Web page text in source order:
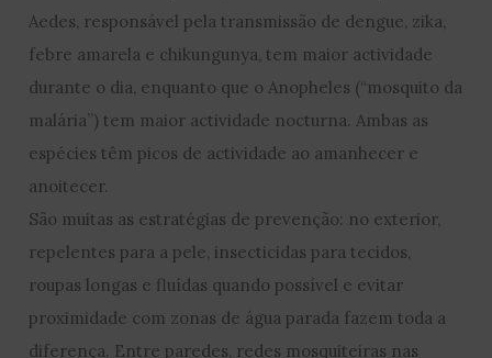
Aedes, responsável pela transmissão de dengue, zika,
febre amarela e chikungunya, tem maior actividade
durante o dia, enquanto que o Anopheles (“mosquito da
malária”) tem maior actividade nocturna. Ambas as
espécies têm picos de actividade ao amanhecer e
anoitecer.
São muitas as estratégias de prevenção: no exterior,
repelentes para a pele, insecticidas para tecidos,
roupas longas e fluídas quando possível e evitar
proximidade com zonas de água parada fazem toda a
diferença. Entre paredes, redes mosquiteiras nas